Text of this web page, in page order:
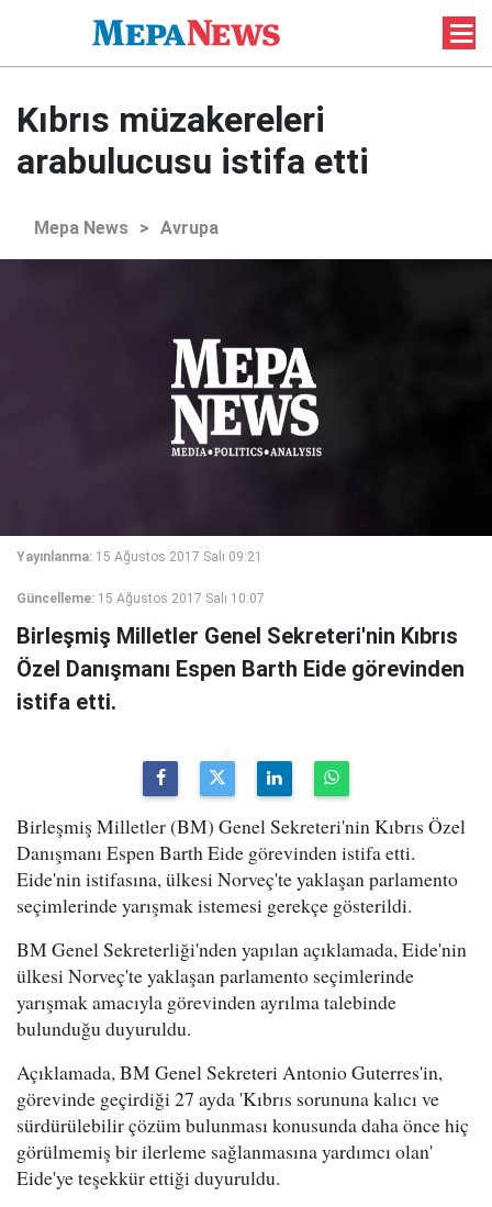
Kıbrıs müzakereleri
arabulucusu istifa etti
Mepa News > Avrupa
Yayınlanma: 15 Ağustos 2017 Salı 09:21
Güncelleme: 15 Ağustos 2017 Salı 10:07
Birleşmiş Milletler Genel Sekreteri'nin Kıbrıs
Özel Danışmanı Espen Barth Eide görevinden
istifa etti.
Birleşmiş Milletler (BM) Genel Sekreteri'nin Kıbrıs Özel
Danışmanı Espen Barth Eide görevinden istifa etti.
Eide'nin istifasına, ülkesi Norveç'te yaklaşan parlamento
seçimlerinde yarışmak istemesi gerekçe gösterildi.
BM Genel Sekreterliği'nden yapılan açıklamada, Eide'nin
ülkesi Norveç'te yaklaşan parlamento seçimlerinde
yarışmak amacıyla görevinden ayrılma talebinde
bulunduğu duyuruldu.
Açıklamada, BM Genel Sekreteri Antonio Guterres'in,
görevinde geçirdiği 27 ayda 'Kıbrıs sorununa kalıcı ve
sürdürülebilir çözüm bulunması konusunda daha önce hiç
görülmemiş bir ilerleme sağlanmasına yardımcı olan'
Eide'ye teşekkür ettiği duyuruldu.